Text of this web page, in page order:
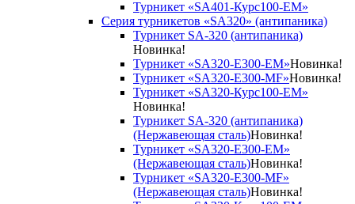
Турникет «SA401-Курс100-EM»
Серия турникетов «SA320» (антипаника)
Турникет SA-320 (антипаника)
Новинка!
Турникет «SA320-Е300-EM»Новинка!
Турникет «SA320-Е300-MF»Новинка!
Турникет «SA320-Курс100-EM»
Новинка!
Турникет SA-320 (антипаника)
(Нержавеющая сталь)Новинка!
Турникет «SA320-Е300-EM»
(Нержавеющая сталь)Новинка!
Турникет «SA320-Е300-MF»
(Нержавеющая сталь)Новинка!